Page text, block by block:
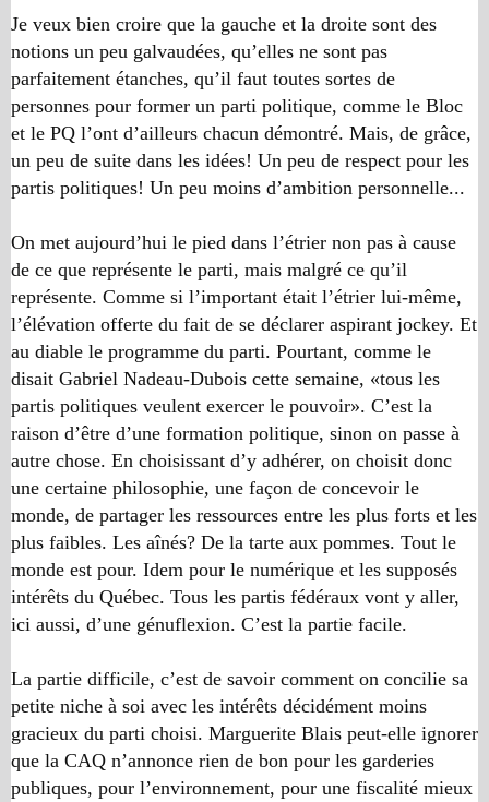
Je veux bien croire que la gauche et la droite sont des
notions un peu galvaudées, qu’elles ne sont pas
parfaitement étanches, qu’il faut toutes sortes de
personnes pour former un parti politique, comme le Bloc
et le PQ l’ont d’ailleurs chacun démontré. Mais, de grâce,
un peu de suite dans les idées! Un peu de respect pour les
partis politiques! Un peu moins d’ambition personnelle...
On met aujourd’hui le pied dans l’étrier non pas à cause
de ce que représente le parti, mais malgré ce qu’il
représente. Comme si l’important était l’étrier lui-même,
l’élévation offerte du fait de se déclarer aspirant jockey. Et
au diable le programme du parti. Pourtant, comme le
disait Gabriel Nadeau-Dubois cette semaine, «tous les
partis politiques veulent exercer le pouvoir». C’est la
raison d’être d’une formation politique, sinon on passe à
autre chose. En choisissant d’y adhérer, on choisit donc
une certaine philosophie, une façon de concevoir le
monde, de partager les ressources entre les plus forts et les
plus faibles. Les aînés? De la tarte aux pommes. Tout le
monde est pour. Idem pour le numérique et les supposés
intérêts du Québec. Tous les partis fédéraux vont y aller,
ici aussi, d’une génuflexion. C’est la partie facile.
La partie difficile, c’est de savoir comment on concilie sa
petite niche à soi avec les intérêts décidément moins
gracieux du parti choisi. Marguerite Blais peut-elle ignorer
que la CAQ n’annonce rien de bon pour les garderies
publiques, pour l’environnement, pour une fiscalité mieux